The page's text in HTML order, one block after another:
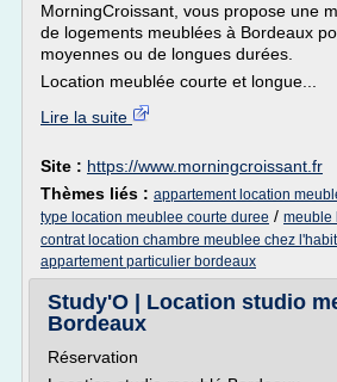
MorningCroissant, vous propose une
de logements meublées à Bordeaux
moyennes ou de longues durées.
Location meublée courte et longue...
Lire la suite
Site : https://www.morningcroissant.fr
Thèmes liés : appartement location
type location meublee courte duree / meuble
contrat location chambre meublee chez
appartement particulier bordeaux
Study'O | Location studio
Bordeaux
Réservation